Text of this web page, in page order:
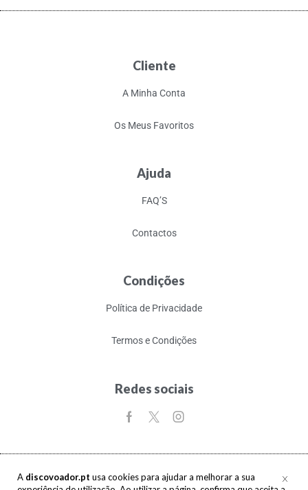
A discovoador.pt usa cookies para ajudar a melhorar a sua
Cliente
A Minha Conta
Os Meus Favoritos
Ajuda
FAQ’S
Contactos
Condições
Política de Privacidade
Termos e Condições
Redes sociais